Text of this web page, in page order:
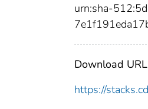
urn:sha-
Download
https://